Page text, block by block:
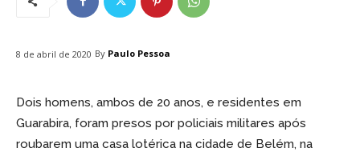
8 de abril de 2020 By Paulo Pessoa
Dois homens, ambos de 20 anos, e residentes em
Guarabira, foram presos por policiais militares após
roubarem uma casa lotérica na cidade de Belém, na